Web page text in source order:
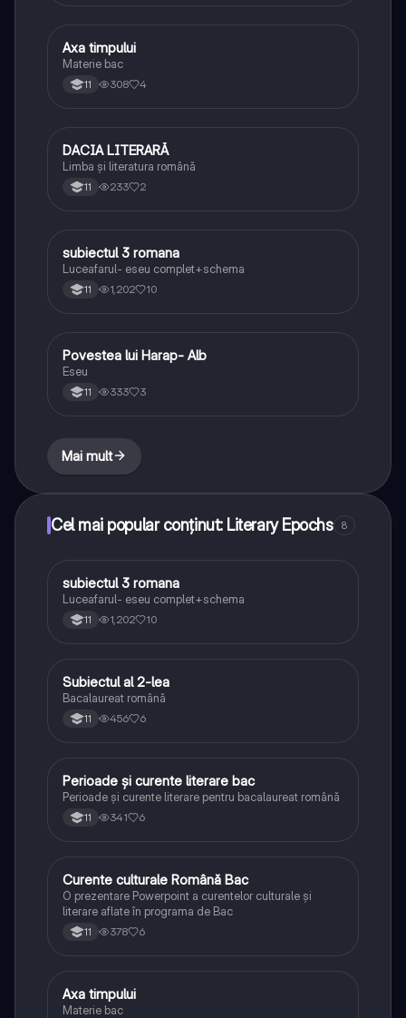
Limba și literatura română
Axa timpului
Materie bac
11 308 4
Limba și literatura română
DACIA LITERARĂ
Limba și literatura română
11 233 2
Limba și literatura română
subiectul 3 romana
Luceafarul- eseu complet+schema
11 1,202 10
Limba și literatura română
Povestea lui Harap- Alb
Eseu
11 333 3
Mai mult
Cel mai popular conținut: Literary Epochs 8
Limba și literatura română
subiectul 3 romana
Luceafarul- eseu complet+schema
11 1,202 10
Limba și literatura română
Subiectul al 2-lea
Bacalaureat română
11 456 6
Limba și literatura română
Perioade și curente literare bac
Perioade și curente literare pentru bacalaureat română
11 341 6
Limba și literatura română
Curente culturale Română Bac
O prezentare Powerpoint a curentelor culturale și
literare aflate în programa de Bac
11 378 6
Limba și literatura română
Axa timpului
Materie bac